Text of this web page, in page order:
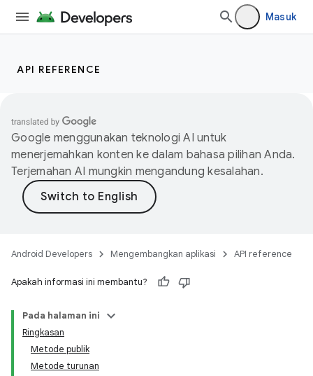
Masuk
API REFERENCE
Google menggunakan teknologi AI untuk
menerjemahkan konten ke dalam bahasa pilihan Anda.
Terjemahan AI mungkin mengandung kesalahan.
Android Developers Mengembangkan aplikasi API reference
Apakah informasi ini membantu?
Pada halaman ini
Ringkasan
Metode publik
Metode turunan